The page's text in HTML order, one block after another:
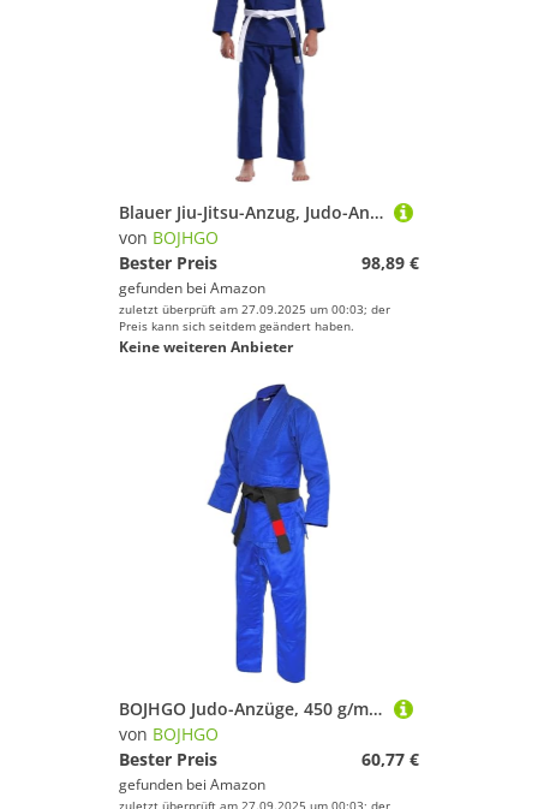
Blauer Jiu-Jitsu-Anzug, Judo-Anzug, professioneller Wettkampf-Karate-Trainingsanzug, Taekwondo-Anzug for Unisex Für Training(175cm)
von BOJHGO
Bester Preis
98,89 €
gefunden bei Amazon
zuletzt überprüft am 27.09.2025 um 00:03; der
Preis kann sich seitdem geändert haben.
Keine weiteren Anbieter
BOJHGO Judo-Anzüge, 450 g/m², Oberteile, 240, Hosen, Judo-Gi, Kampfsport-Uniform, gebleichter Kimono, Single Weave Gi mit weißem Gürtel Für Training(Blue,XXS-120CM)
von BOJHGO
Bester Preis
60,77 €
gefunden bei Amazon
zuletzt überprüft am 27.09.2025 um 00:03; der